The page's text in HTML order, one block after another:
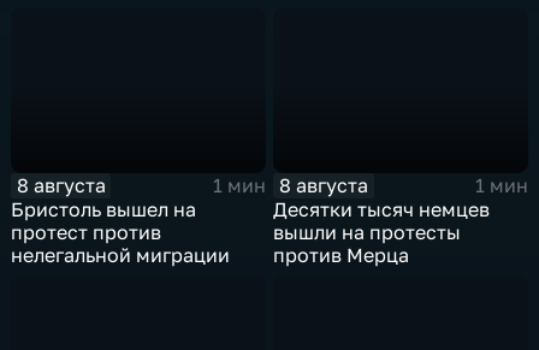
8 августа
1 мин
Бристоль вышел на
протест против
нелегальной миграции
8 августа
1 мин
Десятки тысяч немцев
вышли на протесты
против Мерца